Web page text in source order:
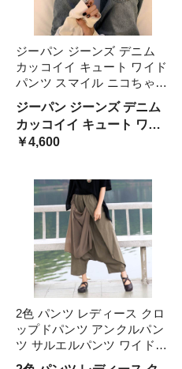
ジーパン ジーンズ デニム
カッコイイ キュート ワイド
パンツ スマイル ニコちゃん
キャラクター パンツ ロング
ロング丈 カジュアル ボトム
シンプル 春 夏 秋 冬 ブルー
青 大き レディース
ジーパン ジーンズ デニム
カッコイイ キュート ワイ
ドパンツ スマイル ニコち
￥4,600
2色 パンツ レディース クロ
ップドパンツ アンクルパン
ツ サルエルパンツ ワイドパ
ンツ スカンツ おしゃれ 大